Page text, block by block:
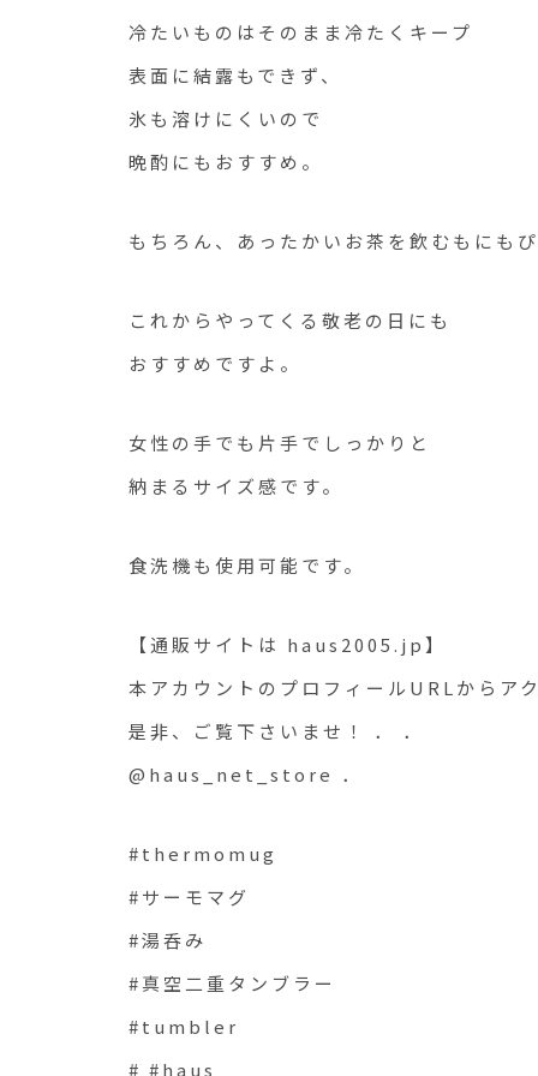
冷たいものはそのまま冷たくキープ
表面に結露もできず、
氷も溶けにくいので
晩酌にもおすすめ。
もちろん、あったかいお茶を飲むもにもぴ
これからやってくる敬老の日にも
おすすめですよ。
女性の手でも片手でしっかりと
納まるサイズ感です。
食洗機も使用可能です。
【通販サイトは haus2005.jp】
本アカウントのプロフィールURLからア
是非、ご覧下さいませ！ ． ．
@haus_net_store ．
#thermomug
#サーモマグ
#湯呑み
#真空二重タンブラー
#tumbler
# #haus